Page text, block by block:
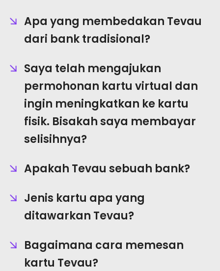
Apa yang membedakan Tevau
dari bank tradisional?
Saya telah mengajukan
permohonan kartu virtual dan
ingin meningkatkan ke kartu
fisik. Bisakah saya membayar
selisihnya?
Apakah Tevau sebuah bank?
Jenis kartu apa yang
ditawarkan Tevau?
Bagaimana cara memesan
kartu Tevau?